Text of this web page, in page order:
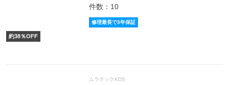
件数：10
修理最長で3年保証
約38％OFF
ムラテックKDS